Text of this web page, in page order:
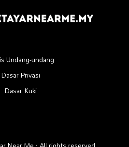
Undang-undang
Dasar Privasi
Dasar Kuki